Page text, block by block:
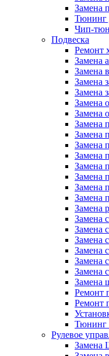
Замена
Тюнинг
Чип-
Подвеска
Ремонт
Замена
Замена
Замена
Замена
Замена
Замена
Замена
Замена
Замена
Замена
Замена
Замена
Замена
Замена
Замена
Замена
Замена
Замена
Замена
Замена
Замена
Замена
Ремонт
Ремонт
Тюнинг
Рулевое
Замена